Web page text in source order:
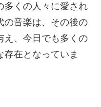
多くの人々に愛され
の音楽は、その後の
え、今日でも多くの
在となっていま